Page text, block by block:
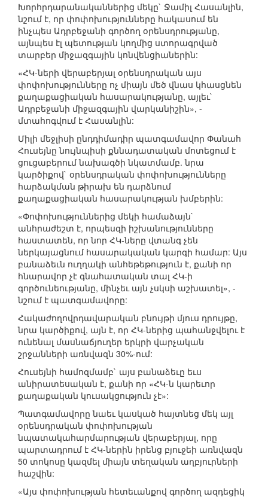
Խորհրդարանականներից մեկը` Ջամիլ Հասանլին,
նշում է, որ փոփոխությունները հակասում են
ինչպես Ադրբեջանի գործող օրենսդրությանը,
այնպես էլ պետության կողմից ստորագրված
տարբեր միջազգային կոնվենցիաներին:
«ՀԿ-ների վերաբերյալ օրենսդրական այս
փոփոխությունները ոչ միայն մեծ վնաս կհասցնեն
քաղաքացիական հասարակությանը, այլեւ`
Ադրբեջանի միջազգային վարկանիշին», -
մտահոգվում է Հասանլին:
Միլի մեջլիսի ընդդիմադիր պատգամավոր Փանահ
Հուսեյնը նույնպիսի քննադատական մոտեցում է
ցուցաբերում նախագծի նկատմամբ. նրա
կարծիքով` օրենսդրական փոփոխությունները
հարձակման թիրախ են դարձնում
քաղաքացիական հասարակության խմբերին:
«Փոփոխություններից մեկի համաձայն`
անհրաժեշտ է, որպեսզի իշխանությունները
հաստատեն, որ նոր ՀԿ-ները վտանգ չեն
ներկայացնում հասարակական կարգի համար: Այս
բանաձեւն ուղղակի անհեթեթություն է, քանի որ
հնարավոր չէ գնահատական տալ ՀԿ-ի
գործունեությանը, մինչեւ այն չսկսի աշխատել», -
նշում է պատգամավորը:
Հակաժողովրդավարական բնույթի մյուս դրույթը,
նրա կարծիքով, այն է, որ ՀԿ-ներից պահանջվելու է
ունենալ մասնաճյուղեր երկրի վարչական
շրջանների առնվազն 30%-ում:
Հուսեյնի համոզմամբ` այս բանաձեւը եւս
անիրատեսական է, քանի որ «ՀԿ-ն կարեւոր
քաղաքական կուսակցություն չէ»:
Պատգամավորը նաեւ կասկած հայտնեց մեկ այլ
օրենսդրական փոփոխության
նպատակահարմարության վերաբերյալ, որը
պարտադրում է ՀԿ-ներին իրենց բյուջեի առնվազն
50 տոկոսը կազմել միայն տեղական աղբյուրների
հաշվին:
«Այս փոփոխության հետեւանքով գործող ազդեցիկ